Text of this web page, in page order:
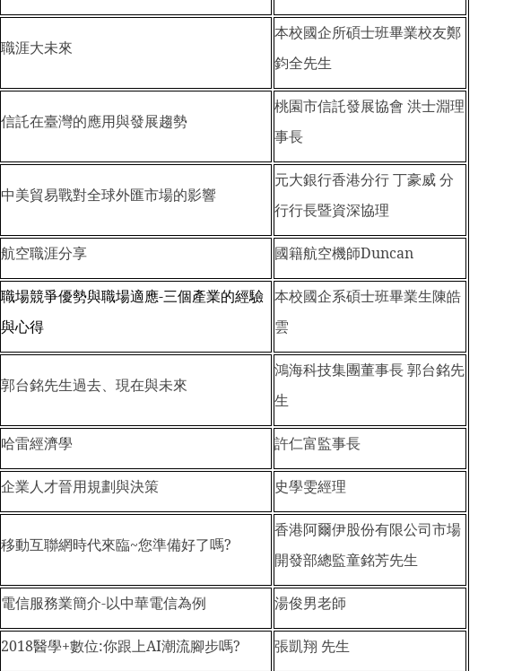
職涯大未來
本校國企所碩士班畢業校友鄭
鈞全先生
信託在臺灣的應用與發展趨勢
桃園市信託發展協會 洪士淵理
事長
中美貿易戰對全球外匯市場的影響
元大銀行香港分行 丁豪威 分
行行長暨資深協理
航空職涯分享 國籍航空機師Duncan
職場競爭優勢與職場適應-三個產業的經驗
與心得
本校國企系碩士班畢業生陳皓
雲
郭台銘先生過去、現在與未來
鴻海科技集團董事長 郭台銘先
生
哈雷經濟學 許仁富監事長
企業人才晉用規劃與決策 史學雯經理
移動互聯網時代來臨~您準備好了嗎?
香港阿爾伊股份有限公司市場
開發部總監童銘芳先生
電信服務業簡介-以中華電信為例 湯俊男老師
2018醫學+數位:你跟上AI潮流腳步嗎? 張凱翔 先生